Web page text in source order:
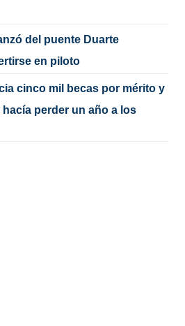
del puente Duarte
en piloto
cinco mil becas por mérito y
perder un año a los